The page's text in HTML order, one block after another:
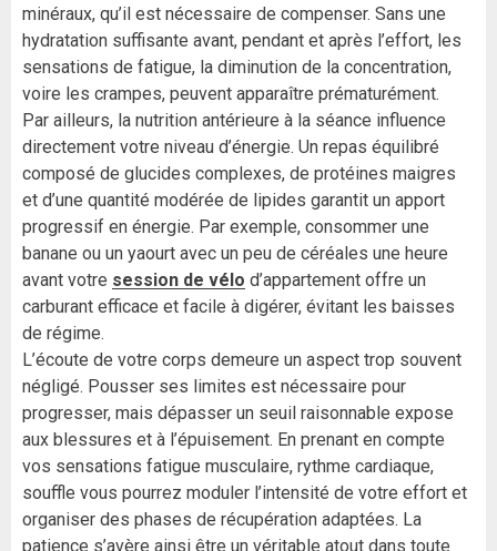
minéraux, qu’il est nécessaire de compenser. Sans une
hydratation suffisante avant, pendant et après l’effort, les
sensations de fatigue, la diminution de la concentration,
voire les crampes, peuvent apparaître prématurément.
Par ailleurs, la nutrition antérieure à la séance influence
directement votre niveau d’énergie. Un repas équilibré
composé de glucides complexes, de protéines maigres
et d’une quantité modérée de lipides garantit un apport
progressif en énergie. Par exemple, consommer une
banane ou un yaourt avec un peu de céréales une heure
avant votre session de vélo d’appartement offre un
carburant efficace et facile à digérer, évitant les baisses
de régime.
L’écoute de votre corps demeure un aspect trop souvent
négligé. Pousser ses limites est nécessaire pour
progresser, mais dépasser un seuil raisonnable expose
aux blessures et à l’épuisement. En prenant en compte
vos sensations fatigue musculaire, rythme cardiaque,
souffle vous pourrez moduler l’intensité de votre effort et
organiser des phases de récupération adaptées. La
patience s’avère ainsi être un véritable atout dans toute